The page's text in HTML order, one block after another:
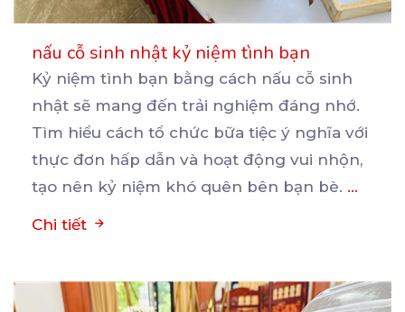
nấu cỗ sinh nhật kỷ niệm tình bạn
Kỷ niệm tình bạn bằng cách nấu cỗ sinh
nhật sẽ mang đến trải nghiệm đáng nhớ.
Tìm hiểu cách tổ chức bữa tiệc ý nghĩa với
thực đơn hấp dẫn và hoạt động vui nhộn,
tạo nên kỷ niệm khó quên bên bạn bè. ...
Chi tiết